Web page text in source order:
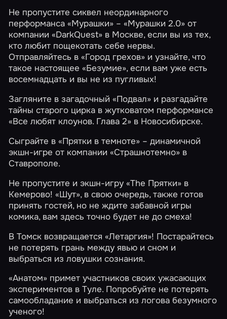
Не пропустите сиквел неординарного
перформанса «Мурашки» – «Мурашки 2.0» от
компании «DarkQuest» в Москве, если вы из тех,
кто любит пощекотать себе нервы.
Отправляйтесь в«Город грехов» и узнайте, что
такое настоящее«Безумие», если вам уже есть
восемнадцать и вы не из пугливых!
Загляните в загадочный«Подвал» и разгадайте
тайны старого цирка в жутковатом перформансе
«Все любят клоунов. Глава 2» в Новосибирске.
Сыграйте в«Прятки в темноте» – динамичной
экшн-игре от компании «Страшнотемно» в
Ставрополе.
Не пропустите и экшн-игру«The Прятки» в
Кемерово!«Шут», в свою очередь, также готов
принять гостей, но не ждите забавной игры
комика, вам здесь точно будет не до смеха!
В Томск возвращается«Летаргия»! Постарайтесь
не потерять грань между явью и сном и
выбраться из ловушки сознания.
«Анатом» примет участников своих ужасающих
экспериментов в Туле. Попробуйте не потерять
самообладание и выбраться из логова безумного
ученого!